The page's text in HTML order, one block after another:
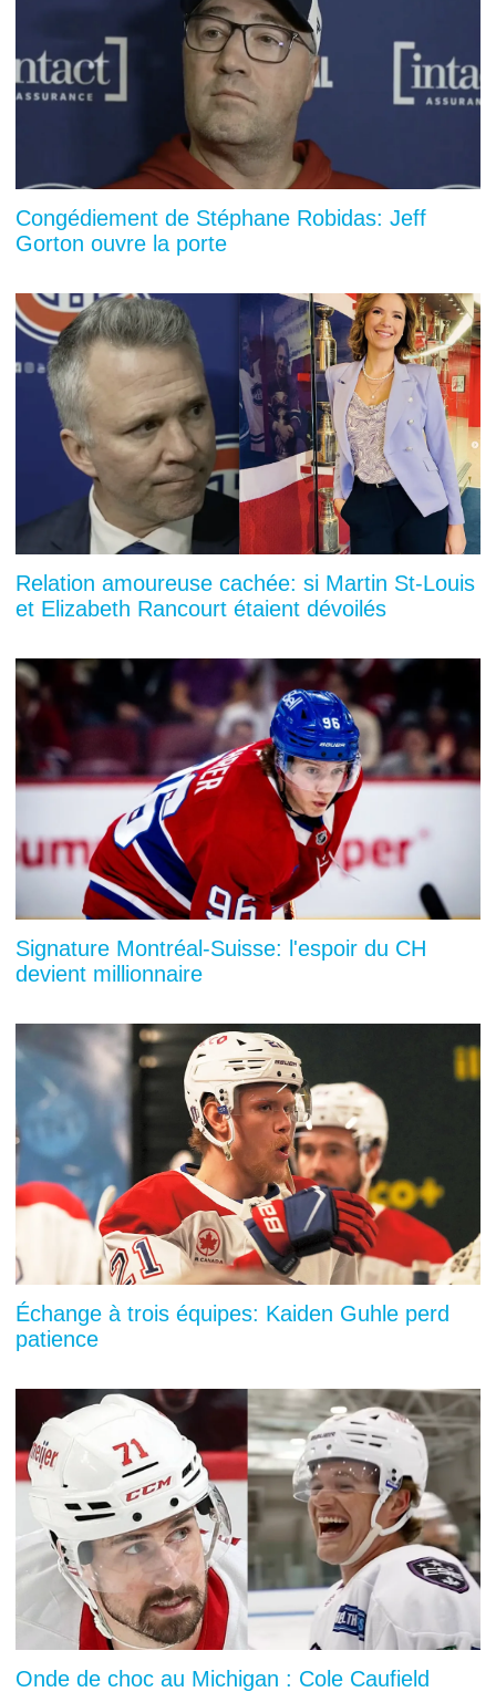
Congédiement de Stéphane Robidas: Jeff
Gorton ouvre la porte
Relation amoureuse cachée: si Martin St-Louis
et Elizabeth Rancourt étaient dévoilés
Signature Montréal-Suisse: l'espoir du CH
devient millionnaire
Échange à trois équipes: Kaiden Guhle perd
patience
Onde de choc au Michigan : Cole Caufield